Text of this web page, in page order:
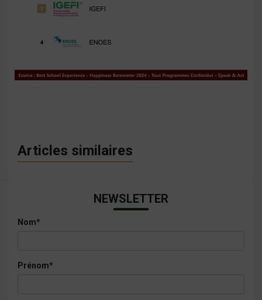
Articles similaires
NEWSLETTER
Nom*
Prénom*